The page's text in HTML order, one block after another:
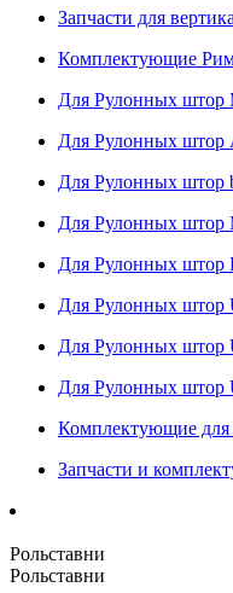
Запчасти для
Комплектующие
Для Рулонных штор
Для Рулонных штор
Для Рулонных штор
Для Рулонных штор
Для Рулонных штор
Для Рулонных
Для Рулонных штор
Для Рулонных штор
Комплектующие
Запчасти и
Рольставни
Рольставни